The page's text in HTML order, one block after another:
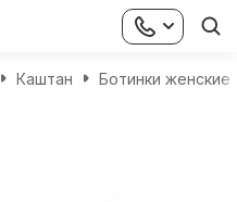
Каштан Ботинки женские